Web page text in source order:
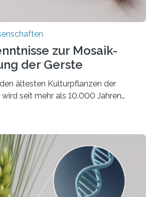
zur Mosaik-
der Gerste
ältesten Kulturpflanzen der
seit mehr als 10.000 Jahren
wurde. Eine neue Studie eines
und
(IPK) zeigt, dass die heutige
Wildpopulationen im
Halbmond hervorgegangen
eine Art „Mosaik-Abstammung“. Die